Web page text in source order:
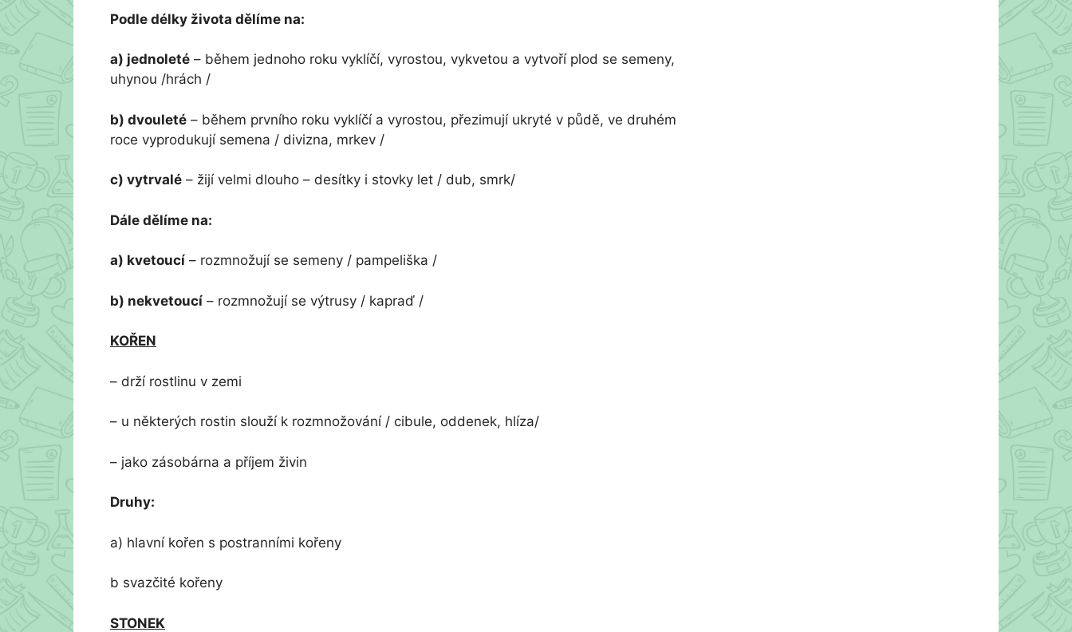
Podle délky života dělíme na:
a) jednoleté – během jednoho roku vyklíčí, vyrostou, vykvetou a vytvoří plod se semeny,
uhynou /hrách /
b) dvouleté – během prvního roku vyklíčí a vyrostou, přezimují ukryté v půdě, ve druhém
roce vyprodukují semena / divizna, mrkev /
c) vytrvalé – žijí velmi dlouho – desítky i stovky let / dub, smrk/
Dále dělíme na:
a) kvetoucí – rozmnožují se semeny / pampeliška /
b) nekvetoucí – rozmnožují se výtrusy / kapraď /
KOŘEN
– drží rostlinu v zemi
– u některých rostin slouží k rozmnožování / cibule, oddenek, hlíza/
– jako zásobárna a příjem živin
Druhy:
a) hlavní kořen s postranními kořeny
b svazčité kořeny
STONEK